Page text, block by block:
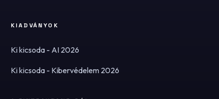
KIADVÁNYOK
Ki kicsoda - AI 2026
Ki kicsoda - Kibervédelem 2026